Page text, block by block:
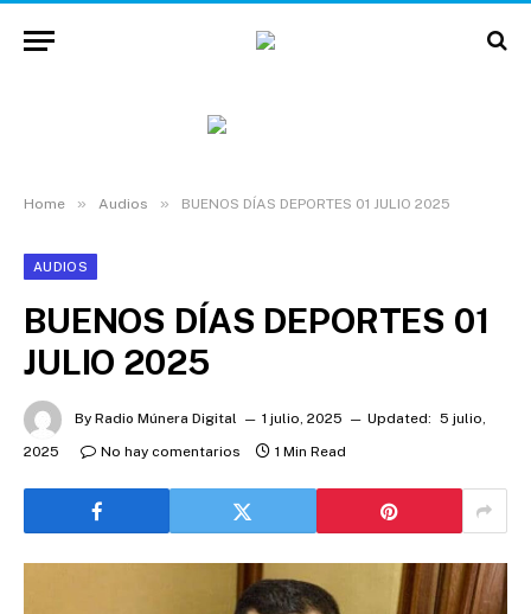
Home » Audios » BUENOS DÍAS DEPORTES 01 JULIO 2025
AUDIOS
BUENOS DÍAS DEPORTES 01
JULIO 2025
By Radio Múnera Digital 1 julio, 2025 Updated: 5 julio,
2025
No hay comentarios 1 Min Read